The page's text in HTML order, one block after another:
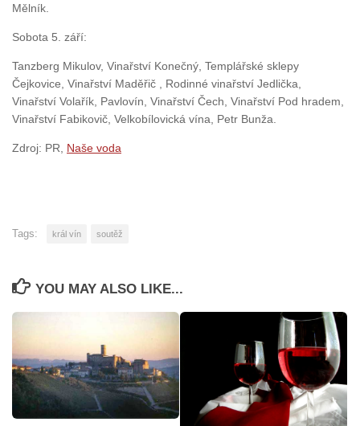
Mělník.
Sobota 5. září:
Tanzberg Mikulov, Vinařství Konečný, Templářské sklepy
Čejkovice, Vinařství Maděřič , Rodinné vinařství Jedlička,
Vinařství Volařík, Pavlovín, Vinařství Čech, Vinařství Pod hradem,
Vinařství Fabikovič, Velkobílovická vína, Petr Bunža.
Zdroj: PR, Naše voda
Tags: král vín soutěž
YOU MAY ALSO LIKE...